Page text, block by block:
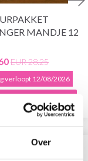
Over
MANDJE 12
EUR 28.25
verloopt 12/08/2026